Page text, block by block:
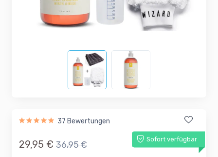
37 Bewertungen
Sofort verfügbar
29,95 € 36,95 €